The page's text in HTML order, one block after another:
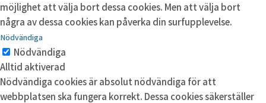
möjlighet att välja bort dessa cookies. Men att välja bort
några av dessa cookies kan påverka din surfupplevelse.
Nödvändiga
Nödvändiga
Alltid aktiverad
Nödvändiga cookies är absolut nödvändiga för att
webbplatsen ska fungera korrekt. Dessa cookies säkerställer